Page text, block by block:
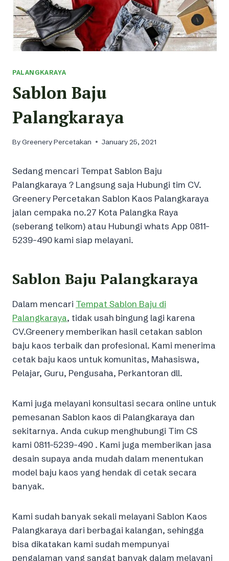
PALANGKARAYA
Sablon Baju
Palangkaraya
ByGreenery Percetakan January 25, 2021
Sedang mencari Tempat Sablon Baju
Palangkaraya ? Langsung saja Hubungi tim CV.
Greenery Percetakan Sablon Kaos Palangkaraya
jalan cempaka no.27 Kota Palangka Raya
(seberang telkom) atau Hubungi whats App 0811-
5239-490 kami siap melayani.
Sablon Baju Palangkaraya
Dalam mencari Tempat Sablon Baju di
Palangkaraya, tidak usah bingung lagi karena
CV.Greenery memberikan hasil cetakan sablon
baju kaos terbaik dan profesional. Kami menerima
cetak baju kaos untuk komunitas, Mahasiswa,
Pelajar, Guru, Pengusaha, Perkantoran dll.
Kami juga melayani konsultasi secara online untuk
pemesanan Sablon kaos di Palangkaraya dan
sekitarnya. Anda cukup menghubungi Tim CS
kami 0811-5239-490 . Kami juga memberikan jasa
desain supaya anda mudah dalam menentukan
model baju kaos yang hendak di cetak secara
banyak.
Kami sudah banyak sekali melayani Sablon Kaos
Palangkaraya dari berbagai kalangan, sehingga
bisa dikatakan kami sudah mempunyai
pengalaman yang sangat banyak dalam melayani